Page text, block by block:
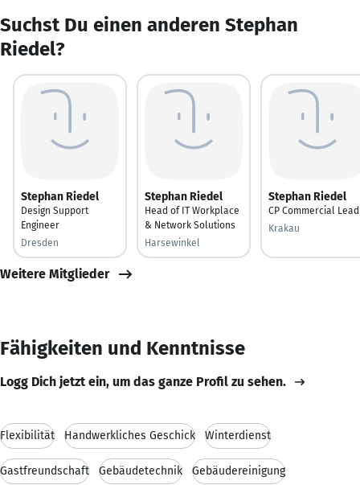
Suchst Du einen anderen Stephan
Riedel?
Stephan Riedel
Design Support
Engineer
Dresden
Stephan Riedel
Head of IT Workplace
& Network Solutions
Harsewinkel
Stephan Riedel
CP Commercial Lead
Krakau
Weitere Mitglieder
Fähigkeiten und Kenntnisse
Logg Dich jetzt ein, um das ganze Profil zu sehen.
Flexibilität Handwerkliches Geschick Winterdienst
Gastfreundschaft Gebäudetechnik Gebäudereinigung